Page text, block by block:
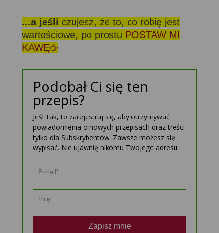
...a jeśli czujesz, że to, co robię jest
wartościowe, po prostu POSTAW MI
KAWĘ☕
Podobał Ci się ten
przepis?
Jeśli tak, to zarejestruj się, aby otrzymywać
powiadomienia o nowych przepisach oraz treści
tylko dla Subskrybentów. Zawsze możesz się
wypisać. Nie ujawnię nikomu Twojego adresu.
Zapisz mnie